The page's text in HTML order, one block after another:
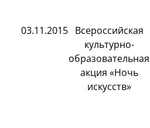
03.11.2015 Всероссийская
культурно-
образовательная
акция «Ночь
искусств»